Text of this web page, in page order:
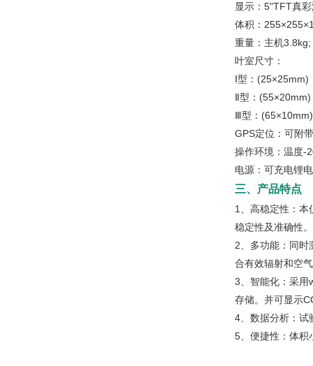
显示：5"TFT真
体积：
重量：主机3.8kg;
叶室尺寸：
Ⅰ型：(25×25mm)
Ⅱ型：
Ⅲ型：(65×10mm)
GPS定位：可附
操作环境：温度
电源：可充电锂
三、产品特点
1、高稳定性：本
稳定性及准确性
2、多功能：同时
合有效辐射和空
3、智能化：采用
存储。并可显示
4、数据分析：试
5、便捷性：体积